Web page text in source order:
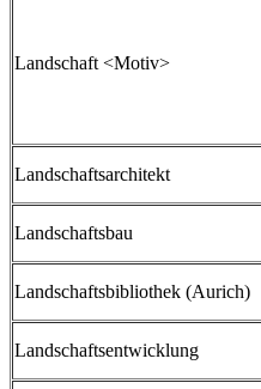
Landschaft <Motiv>
Landschaftsarchitekt
Landschaftsbau
Landschaftsbibliothek (Aurich)
Landschaftsentwicklung